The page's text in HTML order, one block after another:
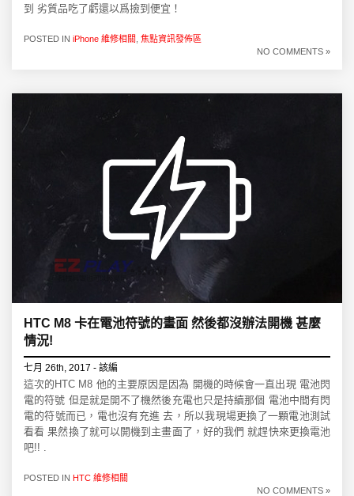
到 劣質品吃了虧還以爲撿到便宜！
POSTED IN iPhone 維修相關, 焦點資訊發佈區
NO COMMENTS »
HTC M8 卡在電池符號的畫面 然後都沒辦法開機 甚麼
情況!
七月 26th, 2017 - 該編
這次的HTC M8 他的主要原因是因為 開機的時候會一直出現 電池閃
電的符號 但是就是開不了機然後充電也只是持續那個 電池中間有閃
電的符號而已，電也沒有充進 去，所以我現場更換了一顆電池測試
看看 果然換了就可以開機到主畫面了，好的我們 就趕快來更換電池
吧!! .
POSTED IN HTC 維修相關
NO COMMENTS »